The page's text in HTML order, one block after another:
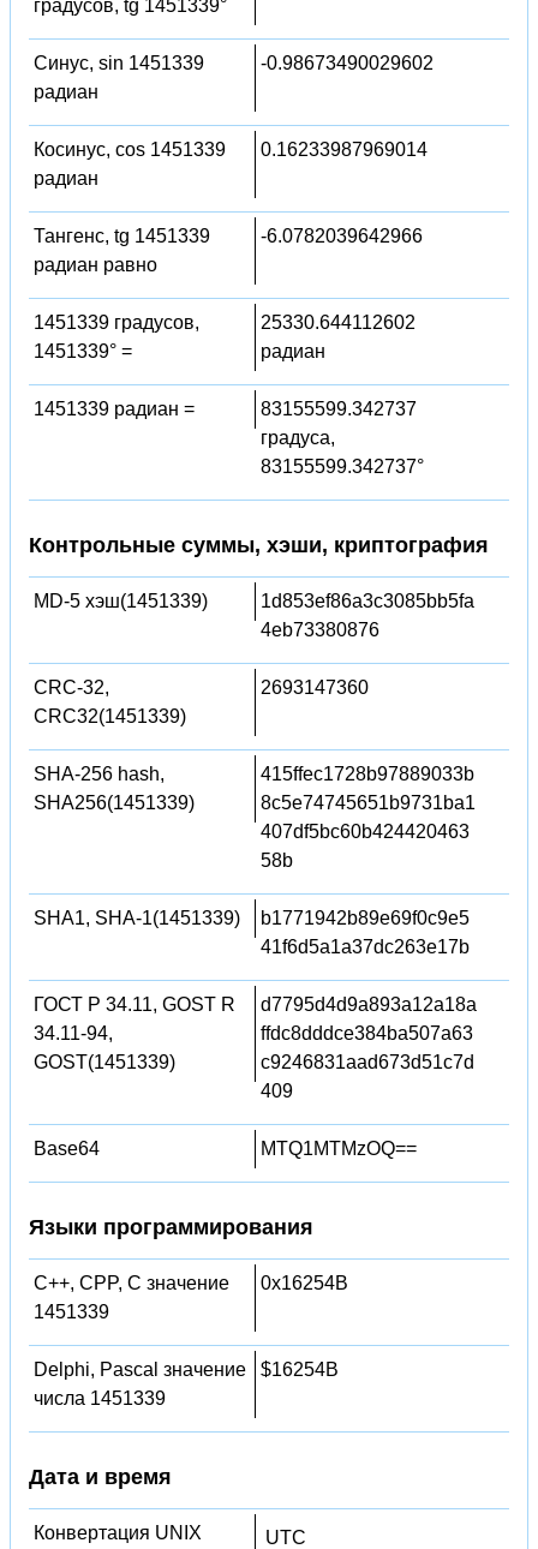
градусов, tg 1451339°
Синус, sin 1451339
радиан
-0.98673490029602
Косинус, cos 1451339
радиан
0.16233987969014
Тангенс, tg 1451339
радиан равно
-6.0782039642966
1451339 градусов,
1451339° =
25330.644112602
радиан
1451339 радиан =
83155599.342737
градуса,
83155599.342737°
Контрольные суммы, хэши, криптография
MD-5 хэш(1451339)
1d853ef86a3c3085bb5fa
4eb73380876
CRC-32,
CRC32(1451339)
2693147360
SHA-256 hash,
SHA256(1451339)
415ffec1728b97889033b
8c5e74745651b9731ba1
407df5bc60b424420463
58b
SHA1, SHA-1(1451339)
b1771942b89e69f0c9e5
41f6d5a1a37dc263e17b
ГОСТ Р 34.11, GOST R
34.11-94,
GOST(1451339)
d7795d4d9a893a12a18a
ffdc8dddce384ba507a63
c9246831aad673d51c7d
409
Base64 MTQ1MTMzOQ==
Языки программирования
C++, CPP, C значение
1451339
0x16254B
Delphi, Pascal значение
числа 1451339
$16254B
Дата и время
Конвертация UNIX
UTC